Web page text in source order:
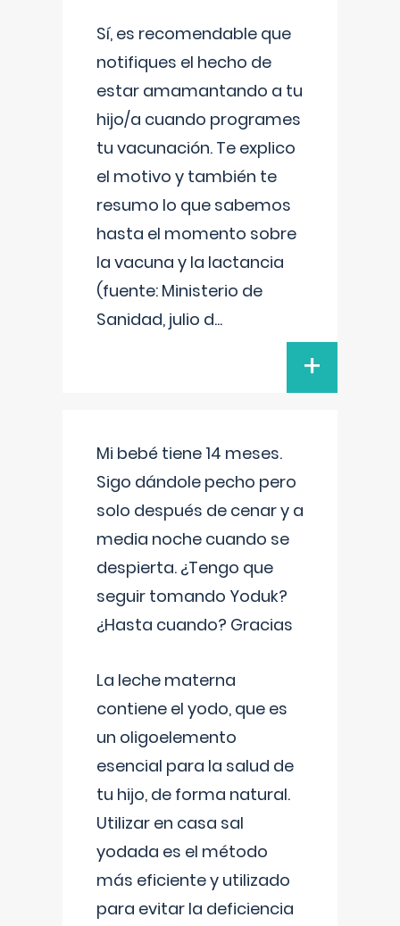
Sí, es recomendable que
notifiques el hecho de
estar amamantando a tu
hijo/a cuando programes
tu vacunación. Te explico
el motivo y también te
resumo lo que sabemos
hasta el momento sobre
la vacuna y la lactancia
(fuente: Ministerio de
Sanidad, julio d...
+
Mi bebé tiene 14 meses.
Sigo dándole pecho pero
solo después de cenar y a
media noche cuando se
despierta. ¿Tengo que
seguir tomando Yoduk?
¿Hasta cuando? Gracias
La leche materna
contiene el yodo, que es
un oligoelemento
esencial para la salud de
tu hijo, de forma natural.
Utilizar en casa sal
yodada es el método
más eficiente y utilizado
para evitar la deficiencia